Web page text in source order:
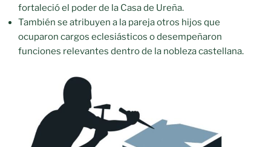
fortaleció el poder de la Casa de Ureña.
También se atribuyen a la pareja otros hijos que
ocuparon cargos eclesiásticos o desempeñaron
funciones relevantes dentro de la nobleza castellana.